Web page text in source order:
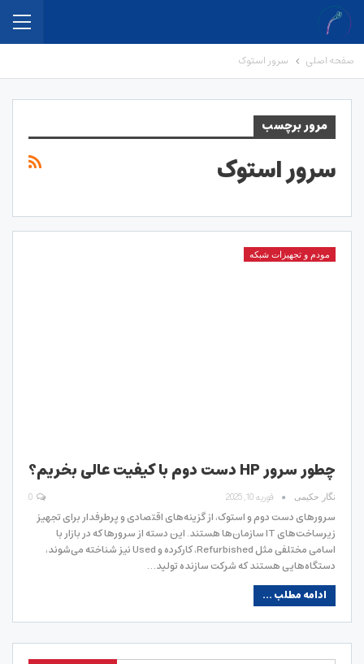
صفحه اصلی سرور استوک
مرور برچسب
سرور استوک
مودم و تجهیزات شبکه
چطور سرور HP دست دوم با کیفیت عالی بخریم؟
نگار حکیمی فوریه 10, 2025
سرورهای دست دوم و استوک، از گزینه‌های اقتصادی و پرطرفدار برای تجهیز
زیرساخت‌های IT سازمان‌ها هستند. این دسته از سرورها که در بازار با
اسامی مختلفی مثل Refurbished، کارکرده و Used نیز شناخته می‌شوند،
دستگاه‌هایی هستند که شرکت سازنده تولید…
ادامه مطلب ...